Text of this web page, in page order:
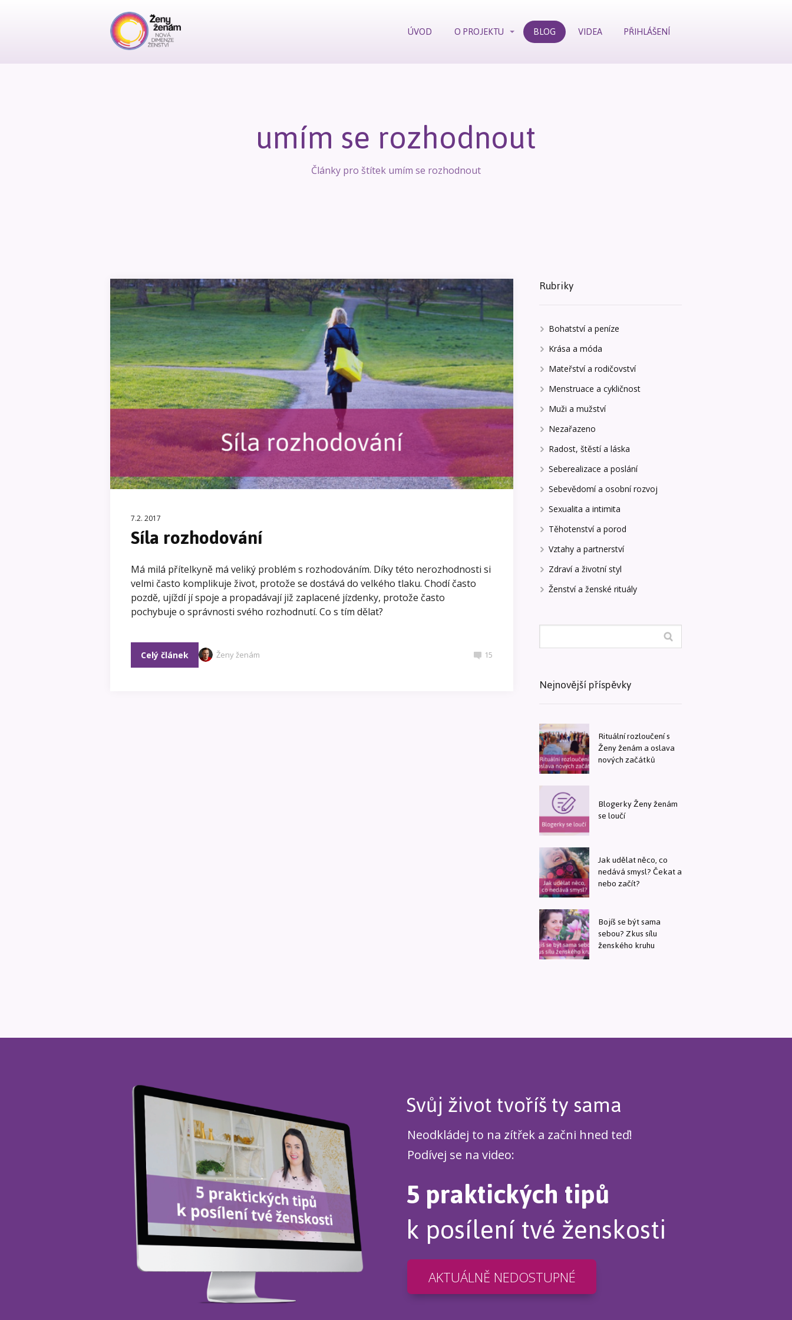
ÚVOD O PROJEKTU BLOG VIDEA PŘIHLÁŠENÍ
umím se rozhodnout
Články pro štítek umím se rozhodnout
7.2. 2017
Síla rozhodování
Má milá přítelkyně má veliký problém s rozhodováním. Díky této nerozhodnosti si
velmi často komplikuje život, protože se dostává do velkého tlaku. Chodí často
pozdě, ujíždí jí spoje a propadávají již zaplacené jízdenky, protože často
pochybuje o správnosti svého rozhodnutí. Co s tím dělat?
Celý článek Ženy ženám 15
Rubriky
Bohatství a peníze
Krása a móda
Mateřství a rodičovství
Menstruace a cykličnost
Muži a mužství
Nezařazeno
Radost, štěstí a láska
Seberealizace a poslání
Sebevědomí a osobní rozvoj
Sexualita a intimita
Těhotenství a porod
Vztahy a partnerství
Zdraví a životní styl
Ženství a ženské rituály
Nejnovější příspěvky
Rituální rozloučení s
Ženy ženám a oslava
nových začátků
Blogerky Ženy ženám
se loučí
Jak udělat něco, co
nedává smysl? Čekat a
nebo začít?
Bojíš se být sama
sebou? Zkus sílu
ženského kruhu
Svůj život tvoříš ty sama
Neodkládej to na zítřek a začni hned teď!
Podívej se na video:
5 praktických tipů
k posílení tvé ženskosti
AKTUÁLNĚ NEDOSTUPNÉ